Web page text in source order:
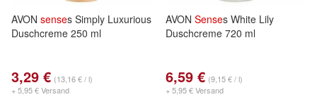
AVON senses Simply Luxurious
Duschcreme 250 ml
3,29 € (13,16 € / l)
+ 5,95 € Versand
AVON Senses White Lily
Duschcreme 720 ml
6,59 € (9,15 € / l)
+ 5,95 € Versand